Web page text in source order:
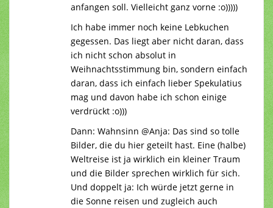
anfangen soll. Vielleicht ganz vorne :o)))))
Ich habe immer noch keine Lebkuchen
gegessen. Das liegt aber nicht daran, dass
ich nicht schon absolut in
Weihnachtsstimmung bin, sondern einfach
daran, dass ich einfach lieber Spekulatius
mag und davon habe ich schon einige
verdrückt :o)))
Dann: Wahnsinn @Anja: Das sind so tolle
Bilder, die du hier geteilt hast. Eine (halbe)
Weltreise ist ja wirklich ein kleiner Traum
und die Bilder sprechen wirklich für sich.
Und doppelt ja: Ich würde jetzt gerne in
die Sonne reisen und zugleich auch